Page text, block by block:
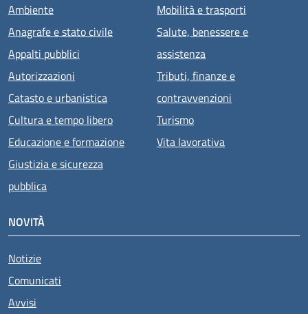
Ambiente
Anagrafe e stato civile
Appalti pubblici
Autorizzazioni
Catasto e urbanistica
Cultura e tempo libero
Educazione e formazione
Giustizia e sicurezza
pubblica
Mobilità e trasporti
Salute, benessere e
assistenza
Tributi, finanze e
contravvenzioni
Turismo
Vita lavorativa
NOVITÀ
Notizie
Comunicati
Avvisi